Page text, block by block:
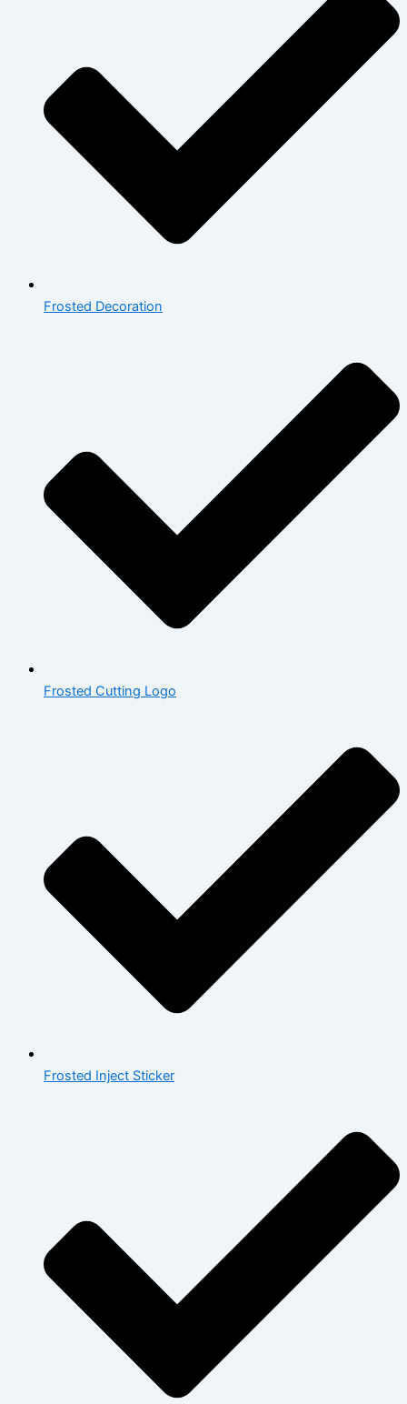
Frosted Decoration
Frosted Cutting Logo
Frosted Inject Sticker